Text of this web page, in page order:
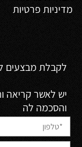
מדיניות פרטיות
לקבלת מבצעים
יש לאשר קריאה
והסכמה לה